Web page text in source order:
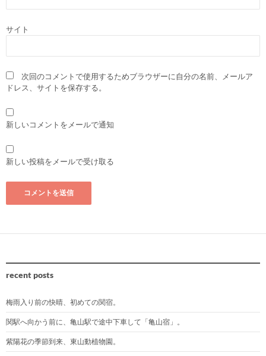
サイト
次回のコメントで使用するためブラウザーに自分の名前、メールア
ドレス、サイトを保存する。
新しいコメントをメールで通知
新しい投稿をメールで受け取る
recent posts
梅雨入り前の快晴、初めての関宿。
関駅へ向かう前に、亀山駅で途中下車して「亀山宿」。
紫陽花の季節到来、東山動植物園。